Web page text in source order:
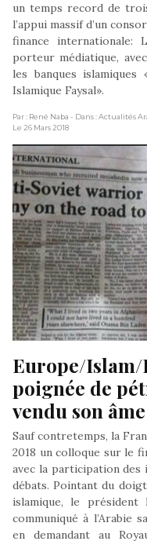
un temps record de
l’appui massif d’un
finance internationale:
porteur médiatique,
les banques
Islamique Faysal».
Par : René Naba - Dans : Actualités
Le 26 Mars 2018
Europe/Islam/
poignée de
vendu son âme
Sauf contretemps, la
2018 un colloque sur le
avec la participation des
débats. Pointant du
islamique, le président
communiqué à l’Arabie
en demandant au